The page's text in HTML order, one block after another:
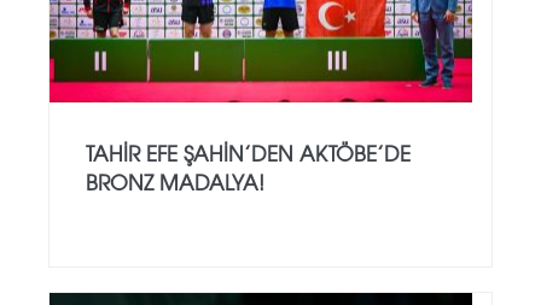
TAHIR EFE ŞAHIN’DEN AKTÖBE’DE
BRONZ MADALYA!